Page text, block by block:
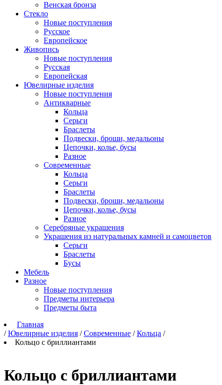
Венская бронза
Стекло
Новые поступления
Русское
Европейское
Живопись
Новые поступления
Русская
Европейская
Ювелирные изделия
Новые поступления
Антикварные
Кольца
Серьги
Браслеты
Подвески, броши, медальоны
Цепочки, колье, бусы
Разное
Современные
Кольца
Серьги
Браслеты
Подвески, броши, медальоны
Цепочки, колье, бусы
Разное
Серебряные украшения
Украшения из натуральных камней и самоцветов
Серьги
Браслеты
Бусы
Мебель
Разное
Новые поступления
Предметы интерьера
Предметы быта
Главная
/ Ювелирные изделия / Современные / Кольца /
Кольцо с бриллиантами
Кольцо с бриллиантами